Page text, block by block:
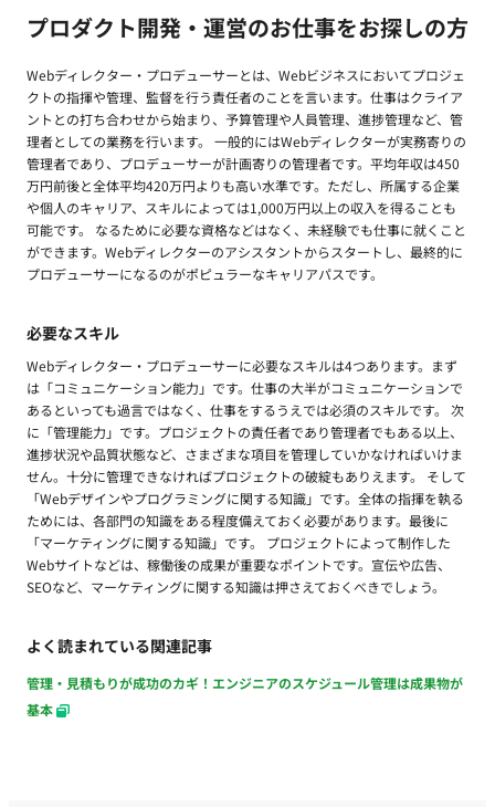
プロダクト開発・運営のお仕事をお探しの方
Webディレクター・プロデューサーとは、Webビジネスにおいてプロジェ
クトの指揮や管理、監督を行う責任者のことを言います。仕事はクライア
ントとの打ち合わせから始まり、予算管理や人員管理、進捗管理など、管
理者としての業務を行います。 一般的にはWebディレクターが実務寄りの
管理者であり、プロデューサーが計画寄りの管理者です。平均年収は450
万円前後と全体平均420万円よりも高い水準です。ただし、所属する企業
や個人のキャリア、スキルによっては1,000万円以上の収入を得ることも
可能です。 なるために必要な資格などはなく、未経験でも仕事に就くこと
ができます。Webディレクターのアシスタントからスタートし、最終的に
プロデューサーになるのがポピュラーなキャリアパスです。
必要なスキル
Webディレクター・プロデューサーに必要なスキルは4つあります。まず
は「コミュニケーション能力」です。仕事の大半がコミュニケーションで
あるといっても過言ではなく、仕事をするうえでは必須のスキルです。 次
に「管理能力」です。プロジェクトの責任者であり管理者でもある以上、
進捗状況や品質状態など、さまざまな項目を管理していかなければいけま
せん。十分に管理できなければプロジェクトの破綻もありえます。 そして
「Webデザインやプログラミングに関する知識」です。全体の指揮を執る
ためには、各部門の知識をある程度備えておく必要があります。最後に
「マーケティングに関する知識」です。 プロジェクトによって制作した
Webサイトなどは、稼働後の成果が重要なポイントです。宣伝や広告、
SEOなど、マーケティングに関する知識は押さえておくべきでしょう。
よく読まれている関連記事
管理・見積もりが成功のカギ！エンジニアのスケジュール管理は成果物が
基本